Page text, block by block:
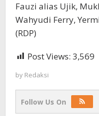
Fauzi alias Ujik,
Wahyudi Ferry,
(RDP)
Post Views: 3,569
by Redaksi
Follow Us On